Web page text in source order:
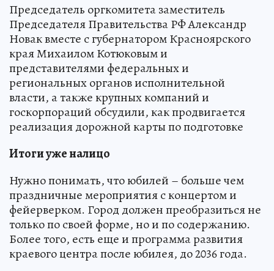
Председатель оргкомитета заместитель
Председателя Правительства РФ Александр
Новак вместе с губернатором Красноярского
края Михаилом Котюковым и
представителями федеральных и
региональных органов исполнительной
власти, а также крупных компаний и
госкорпораций обсудили, как продвигается
реализация дорожной карты по подготовке
Итоги уже налицо
Нужно понимать, что юбилей – больше чем
праздничные мероприятия с концертом и
фейерверком. Город должен преобразиться не
только по своей форме, но и по содержанию.
Более того, есть еще и программа развития
краевого центра после юбилея, до 2036 года.